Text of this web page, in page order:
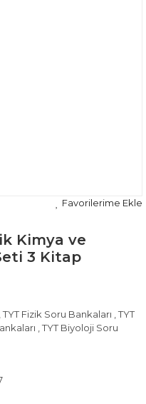
Kimya ve
3 Kitap
,TYT Fizik Soru Bankaları ,TYT
,TYT Biyoloji Soru